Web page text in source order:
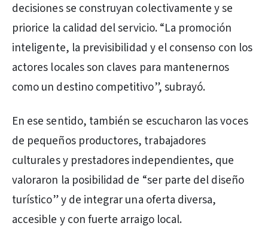
decisiones se construyan colectivamente y se
priorice la calidad del servicio. “La promoción
inteligente, la previsibilidad y el consenso con los
actores locales son claves para mantenernos
como un destino competitivo”, subrayó.
En ese sentido, también se escucharon las voces
de pequeños productores, trabajadores
culturales y prestadores independientes, que
valoraron la posibilidad de “ser parte del diseño
turístico” y de integrar una oferta diversa,
accesible y con fuerte arraigo local.